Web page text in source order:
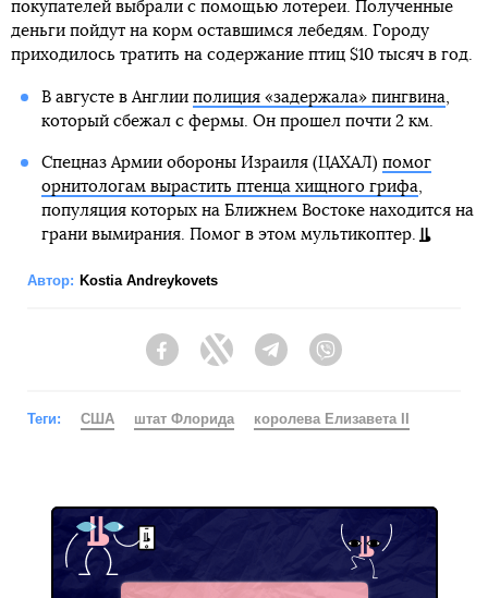
покупателей выбрали с помощью лотереи. Полученные
деньги пойдут на корм оставшимся лебедям. Городу
приходилось тратить на содержание птиц $10 тысяч в год.
В августе в Англии полиция «задержала» пингвина,
который сбежал с фермы. Он прошел почти 2 км.
Спецназ Армии обороны Израиля (ЦАХАЛ) помог
орнитологам вырастить птенца хищного грифа,
популяция которых на Ближнем Востоке находится на
грани вымирания. Помог в этом мультикоптер.
Автор: Kostia Andreykovets
FacebookTwitter Telegram
Теги: США штат Флорида королева Елизавета II